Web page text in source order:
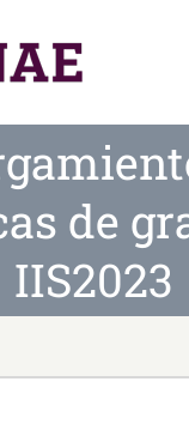
de
IIS2023